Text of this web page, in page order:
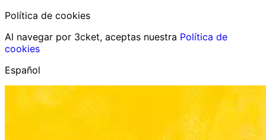
Política de cookies
Al navegar por 3cket, aceptas nuestra Política de
cookies
Español